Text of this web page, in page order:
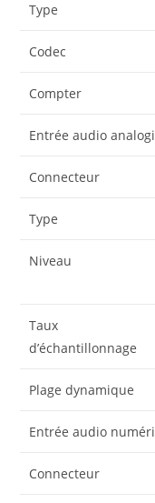
Type
Codec
Compter
Entrée audio
Connecteur
Type
Niveau
Taux
d’échantillonnage
Plage dynamique
Entrée audio
Connecteur